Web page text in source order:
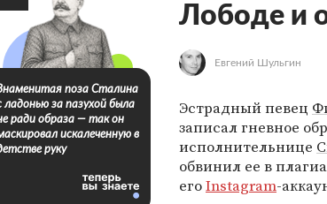
Лободе и
Евгений Шульгин
Эстрадный певец
записал гневное
исполнительнице
обвинил ее в
егоInstagram-
поза Сталина
ладонью за пазухой была
ради образа — так он
искалеченную в
руку